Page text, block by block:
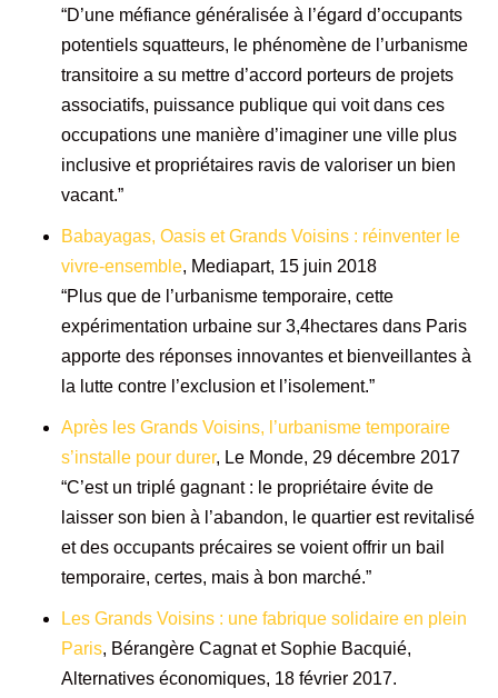
“D’une méfiance généralisée à l’égard d’occupants
potentiels squatteurs, le phénomène de l’urbanisme
transitoire a su mettre d’accord porteurs de projets
associatifs, puissance publique qui voit dans ces
occupations une manière d’imaginer une ville plus
inclusive et propriétaires ravis de valoriser un bien
vacant.”
Babayagas, Oasis et Grands Voisins : réinventer le
vivre-ensemble, Mediapart, 15 juin 2018
“Plus que de l’urbanisme temporaire, cette
expérimentation urbaine sur 3,4hectares dans Paris
apporte des réponses innovantes et bienveillantes à
la lutte contre l’exclusion et l’isolement.”
Après les Grands Voisins, l’urbanisme temporaire
s’installe pour durer, Le Monde, 29 décembre 2017
“C’est un triplé gagnant : le propriétaire évite de
laisser son bien à l’abandon, le quartier est revitalisé
et des occupants précaires se voient offrir un bail
temporaire, certes, mais à bon marché.”
Les Grands Voisins : une fabrique solidaire en plein
Paris, Bérangère Cagnat et Sophie Bacquié,
Alternatives économiques, 18 février 2017.